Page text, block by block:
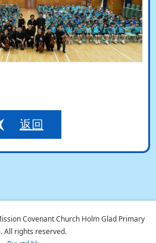
返回
Covenant Church Holm Glad Primary
All rights reserved.